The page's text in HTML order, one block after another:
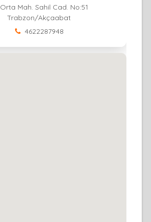
Orta Mah. Sahil Cad. No:51
Trabzon/Akçaabat
4622287948